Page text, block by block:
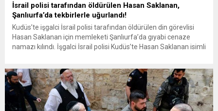
İsrail polisi tarafından öldürülen Hasan Saklanan,
Şanlıurfa’da tekbirlerle uğurlandı!
Kudüs’te işgalci İsrail polisi tarafından öldürülen din görevlisi
Hasan Saklanan için memleketi Şanlıurfa’da gıyabi cenaze
namazı kılındı. İşgalci İsrail polisi Kudüs’te Hasan Saklanan isimli
yüzden vurulduğu aktarılmıştı. Diyanet İşleri Başkanlığı’na bağlı
imamlık yaptığı öğrenilen...